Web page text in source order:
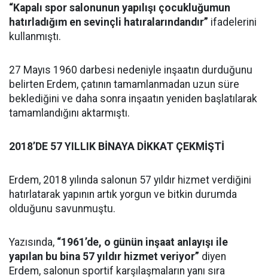
“Kapalı spor salonunun yapılışı çocukluğumun
hatırladığım en sevinçli hatıralarındandır” ifadelerini
kullanmıştı.
27 Mayıs 1960 darbesi nedeniyle inşaatın durduğunu
belirten Erdem, çatının tamamlanmadan uzun süre
beklediğini ve daha sonra inşaatın yeniden başlatılarak
tamamlandığını aktarmıştı.
2018’DE 57 YILLIK BİNAYA DİKKAT ÇEKMİŞTİ
Erdem, 2018 yılında salonun 57 yıldır hizmet verdiğini
hatırlatarak yapının artık yorgun ve bitkin durumda
olduğunu savunmuştu.
Yazısında, “1961’de, o günün inşaat anlayışı ile
yapılan bu bina 57 yıldır hizmet veriyor” diyen
Erdem, salonun sportif karşılaşmaların yanı sıra